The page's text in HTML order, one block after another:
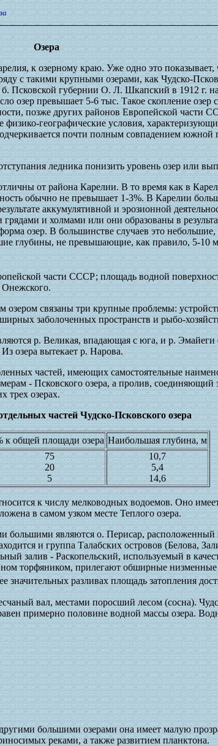
Озера
к озерному краю. Уже одно это показывает,
с такими крупными озерами, как Чудско-
Псковской губернии О. Л. Шкапский в 1912 г.
озер превышает 5-6 тыс. Такое скопление озер
позже других районов Европейской части
географические условия,
почти полным совпадением южной
ледника понизить уровень озер или
от района Карелии. В то время как в
обычно не превышает 1-3%. В Карелии
аккумулятивной и эрозионной
и холмами или они образованы в
озер. В большинстве случаев это
глубины, не превышающие, как правило, 5-10
части СССР; площадь водной
Онежского.
озером связаны три крупные проблемы:
заболоченных пространств и рыбо-
р. Великая, впадающая с юга, и р.
озера вытекает р. Нарова.
частей, имеющих самостоятельные
- Псковского озера, а пролив, соединяющий
трех озерах.
частей Чудско-Псковского озера
к общей площади озера Наибольшая глубина, м
75
20
5
10,7
5,4
14,6
к числу мелководных водоемов. Оно
в самом узком месте Теплого озера.
большими являются о. Перисар,
и группа Талабских островов (Белова,
залив - Раскопельский, используемый в
торфяником, прилегают обширные низменные
разливах площадь затопления
вал, местами поросший лесом (сосна).
примерно половине водной массы озера.
большими озерами она имеет малую
реками, а также развитием планктона.